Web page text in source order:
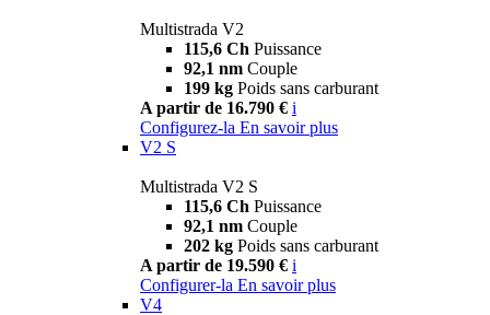
Multistrada V2
115,6 Ch Puissance
92,1 nm Couple
199 kg Poids sans carburant
A partir de 16.790 € i
Configurez-la En savoir plus
V2 S
Multistrada V2 S
115,6 Ch Puissance
92,1 nm Couple
202 kg Poids sans carburant
A partir de 19.590 € i
Configurer-la En savoir plus
V4